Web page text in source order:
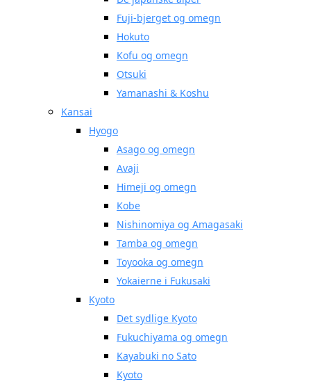
Fuji-bjerget og omegn
Hokuto
Kofu og omegn
Otsuki
Yamanashi & Koshu
Kansai
Hyogo
Asago og omegn
Avaji
Himeji og omegn
Kobe
Nishinomiya og Amagasaki
Tamba og omegn
Toyooka og omegn
Yokaierne i Fukusaki
Kyoto
Det sydlige Kyoto
Fukuchiyama og omegn
Kayabuki no Sato
Kyoto